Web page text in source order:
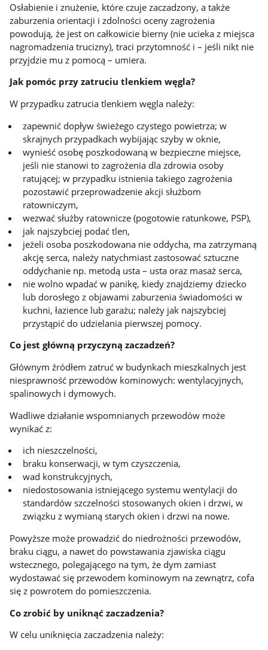
Osłabienie i znużenie, które czuje zaczadzony, a także
zaburzenia orientacji i zdolności oceny zagrożenia
powodują, że jest on całkowicie bierny (nie ucieka z miejsca
nagromadzenia trucizny), traci przytomność i – jeśli nikt nie
przyjdzie mu z pomocą – umiera.
Jak pomóc przy zatruciu tlenkiem węgla?
W przypadku zatrucia tlenkiem węgla należy:
zapewnić dopływ świeżego czystego powietrza; w
skrajnych przypadkach wybijając szyby w oknie,
wynieść osobę poszkodowaną w bezpieczne miejsce,
jeśli nie stanowi to zagrożenia dla zdrowia osoby
ratującej; w przypadku istnienia takiego zagrożenia
pozostawić przeprowadzenie akcji służbom
ratowniczym,
wezwać służby ratownicze (pogotowie ratunkowe, PSP),
jak najszybciej podać tlen,
jeżeli osoba poszkodowana nie oddycha, ma zatrzymaną
akcję serca, należy natychmiast zastosować sztuczne
oddychanie np. metodą usta – usta oraz masaż serca,
nie wolno wpadać w panikę, kiedy znajdziemy dziecko
lub dorosłego z objawami zaburzenia świadomości w
kuchni, łazience lub garażu; należy jak najszybciej
przystąpić do udzielania pierwszej pomocy.
Co jest główną przyczyną zaczadzeń?
Głównym źródłem zatruć w budynkach mieszkalnych jest
niesprawność przewodów kominowych: wentylacyjnych,
spalinowych i dymowych.
Wadliwe działanie wspomnianych przewodów może
wynikać z:
ich nieszczelności,
braku konserwacji, w tym czyszczenia,
wad konstrukcyjnych,
niedostosowania istniejącego systemu wentylacji do
standardów szczelności stosowanych okien i drzwi, w
związku z wymianą starych okien i drzwi na nowe.
Powyższe może prowadzić do niedrożności przewodów,
braku ciągu, a nawet do powstawania zjawiska ciągu
wstecznego, polegającego na tym, że dym zamiast
wydostawać się przewodem kominowym na zewnątrz, cofa
się z powrotem do pomieszczenia.
Co zrobić by uniknąć zaczadzenia?
W celu uniknięcia zaczadzenia należy: